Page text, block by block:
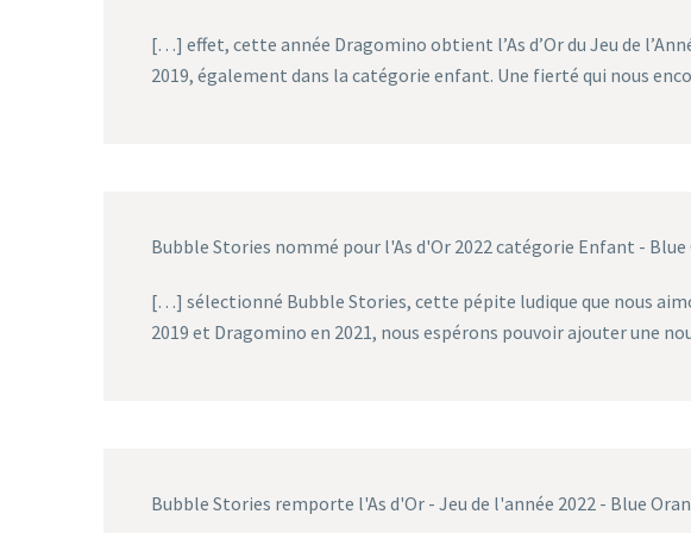
[…] effet, cette année Dragomino obtient l’As d’Or du Jeu de
2019, également dans la catégorie enfant. Une fierté qui nous
Bubble Stories nommé pour l'As d'Or 2022 catégorie Enfant - Blue
[…] sélectionné Bubble Stories, cette pépite ludique que nous
2019 et Dragomino en 2021, nous espérons pouvoir ajouter une
Bubble Stories remporte l'As d'Or - Jeu de l'année 2022 - Blue